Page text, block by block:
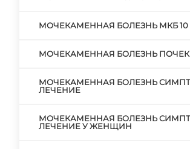
МОЧЕКАМЕННАЯ БОЛЕЗНЬ МКБ 10
МОЧЕКАМЕННАЯ БОЛЕЗНЬ ПОЧЕК
МОЧЕКАМЕННАЯ БОЛЕЗНЬ
ЛЕЧЕНИЕ
МОЧЕКАМЕННАЯ БОЛЕЗНЬ
ЛЕЧЕНИЕ У ЖЕНЩИН